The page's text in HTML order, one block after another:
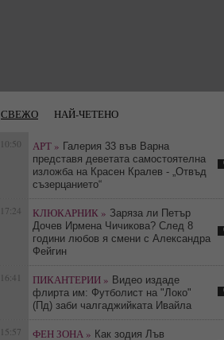
СВЕЖО НАЙ-ЧЕТЕНО
10:50 АРТ » Галерия 33 във Варна
представя деветата самостоятелна
изложба на Красен Кралев - „Отвъд
съзерцанието“
17:24 КЛЮКАРНИК » Заряза ли Петър
Дочев Ирмена Чичикова? След 8
години любов я смени с Александра
Фейгин
16:41 ПИКАНТЕРИИ » Видео издаде
флирта им: Футболист на "Локо"
(Пд) заби чалгаджийката Ивайла
15:57 ФЕН ЗОНА » Как зодия Лъв